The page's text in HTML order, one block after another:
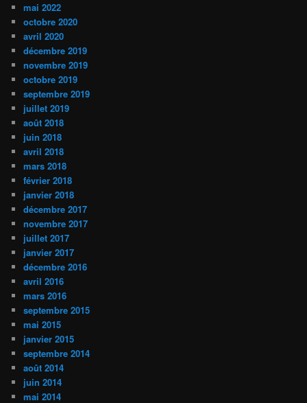
mai 2022
octobre 2020
avril 2020
décembre 2019
novembre 2019
octobre 2019
septembre 2019
juillet 2019
août 2018
juin 2018
avril 2018
mars 2018
février 2018
janvier 2018
décembre 2017
novembre 2017
juillet 2017
janvier 2017
décembre 2016
avril 2016
mars 2016
septembre 2015
mai 2015
janvier 2015
septembre 2014
août 2014
juin 2014
mai 2014